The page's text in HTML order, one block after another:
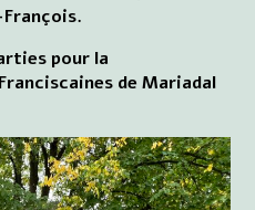
pour la
de Mariadal